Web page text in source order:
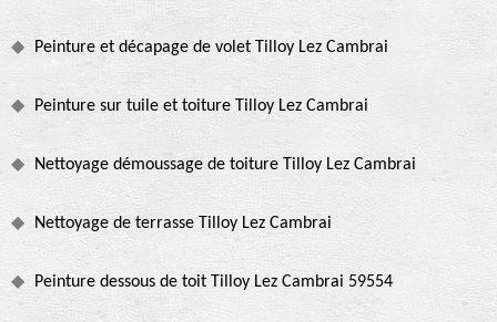
Peinture et décapage de volet Tilloy Lez Cambrai
Peinture sur tuile et toiture Tilloy Lez Cambrai
Nettoyage démoussage de toiture Tilloy Lez Cambrai
Nettoyage de terrasse Tilloy Lez Cambrai
Peinture dessous de toit Tilloy Lez Cambrai 59554